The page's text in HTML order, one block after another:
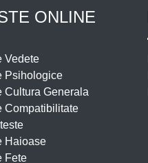
ONLINE
Vedete
Psihologice
Cultura Generala
Compatibilitate
Haioase
Fete